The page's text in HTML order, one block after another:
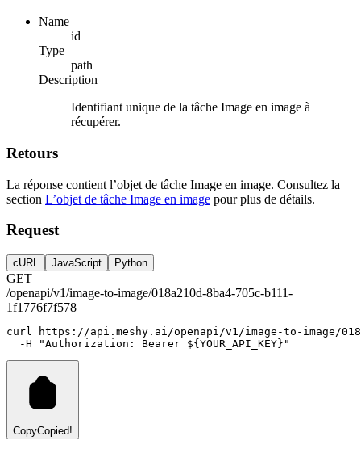
Name
id
Type
path
Description
Identifiant unique de la tâche Image en image à
récupérer.
Retours
La réponse contient l’objet de tâche Image en image. Consultez la
section L’objet de tâche Image en image pour plus de détails.
Request
cURL JavaScript Python
GET
/openapi/v1/image-to-image/018a210d-8ba4-705c-b111-
1f1776f7f578
curl
https://api.meshy.ai/openapi/v1/image-to-image/
-H
"Authorization: Bearer ${YOUR_API_KEY}"
CopyCopied!